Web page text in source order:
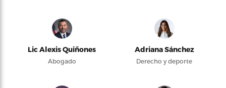
Lic Alexis Quiñones
Abogado
Adriana Sánchez
Derecho y deporte